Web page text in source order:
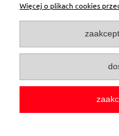
Więcej o plikach cookies